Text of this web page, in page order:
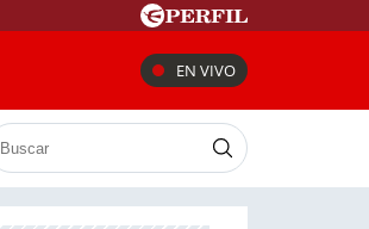
EN VIVO